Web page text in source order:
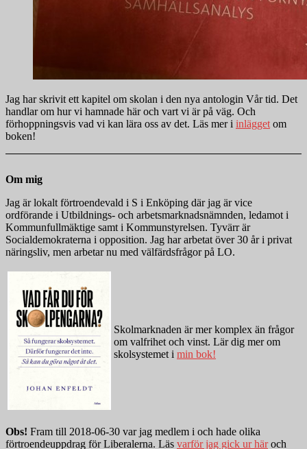
Jag har skrivit ett kapitel om skolan i den nya antologin Vår tid. Det
handlar om hur vi hamnade här och vart vi är på väg. Och
förhoppningsvis vad vi kan lära oss av det. Läs mer i inlägget om
boken!
Om mig
Jag är lokalt förtroendevald i S i Enköping där jag är vice
ordförande i Utbildnings- och arbetsmarknadsnämnden, ledamot i
Kommunfullmäktige samt i Kommunstyrelsen. Tyvärr är
Socialdemokraterna i opposition. Jag har arbetat över 30 år i privat
näringsliv, men arbetar nu med välfärdsfrågor på LO.
Skolmarknaden är mer komplex än frågor
om valfrihet och vinst. Lär dig mer om
skolsystemet i min bok!
Obs! Fram till 2018-06-30 var jag medlem i och hade olika
förtroendeuppdrag för Liberalerna. Läs varför jag gick ur häroch